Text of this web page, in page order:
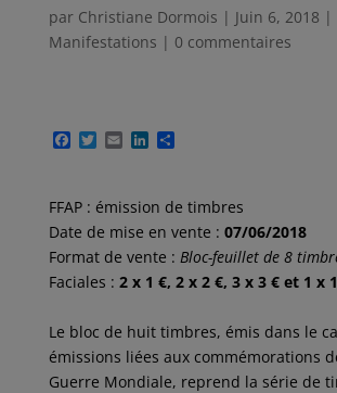
par Christiane Dormois | Juin 6, 2018 |
Manifestations | 0 commentaires
F
b
o
o
k
T
t
e
r
E
l
L
e
d
I
n
P
a
g
e
r
FFAP : émission de timbres
Date de mise en vente : 07/06/2018
Format de vente : Bloc-feuillet de 8
Faciales : 2 x 1 €, 2 x 2 €, 3 x 3 € et 1 x
Le bloc de huit timbres, émis dans le
émissions liées aux commémorations
Guerre Mondiale, reprend la série de